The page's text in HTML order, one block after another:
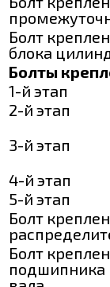
Болт
блока
Болты
1-й этап
2-й этап
3-й этап
4-й этап
5-й этап
Болт
Болт
подшипника